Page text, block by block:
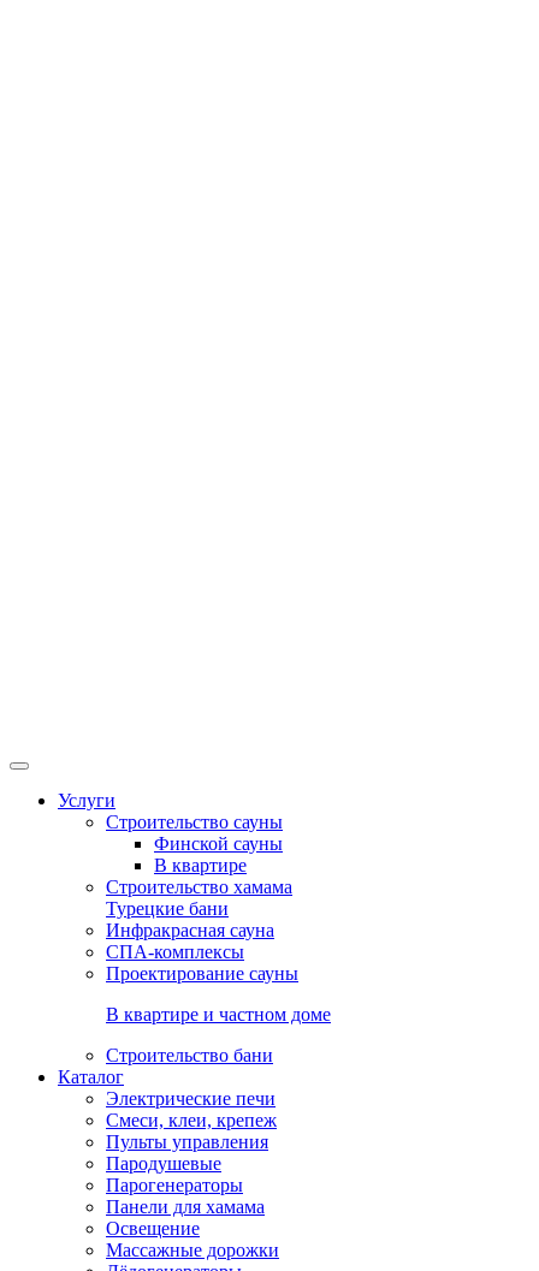
Услуги
Строительство сауны
Финской сауны
В квартире
Строительство хамама
Турецкие бани
Инфракрасная сауна
СПА-комплексы
Проектирование сауны
В квартире и частном доме
Строительство бани
Каталог
Электрические печи
Смеси, клеи, крепеж
Пульты управления
Пародушевые
Парогенераторы
Панели для хамама
Освещение
Массажные дорожки